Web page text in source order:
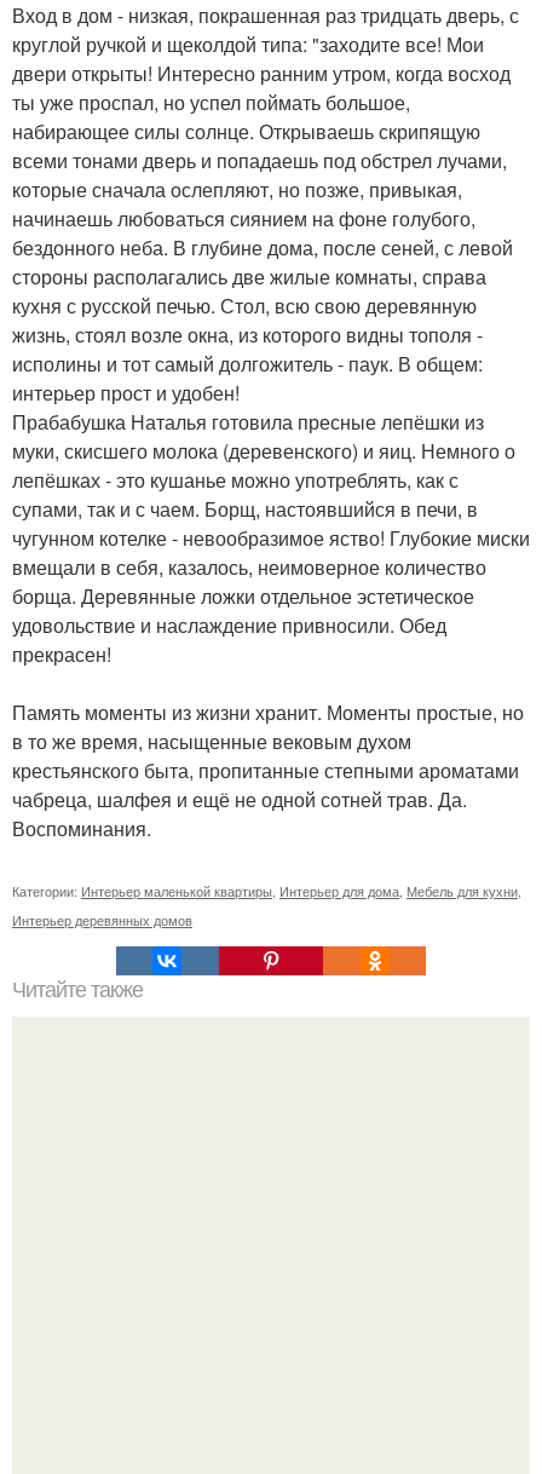
Вход в дом - низкая, покрашенная раз тридцать дверь, с
круглой ручкой и щеколдой типа: "заходите все! Мои
двери открыты! Интересно ранним утром, когда восход
ты уже проспал, но успел поймать большое,
набирающее силы солнце. Открываешь скрипящую
всеми тонами дверь и попадаешь под обстрел лучами,
которые сначала ослепляют, но позже, привыкая,
начинаешь любоваться сиянием на фоне голубого,
бездонного неба. В глубине дома, после сеней, с левой
стороны располагались две жилые комнаты, справа
кухня с русской печью. Стол, всю свою деревянную
жизнь, стоял возле окна, из которого видны тополя -
исполины и тот самый долгожитель - паук. В общем:
интерьер прост и удобен!
Прабабушка Наталья готовила пресные лепёшки из
муки, скисшего молока (деревенского) и яиц. Немного о
лепёшках - это кушанье можно употреблять, как с
супами, так и с чаем. Борщ, настоявшийся в печи, в
чугунном котелке - невообразимое яство! Глубокие миски
вмещали в себя, казалось, неимоверное количество
борща. Деревянные ложки отдельное эстетическое
удовольствие и наслаждение привносили. Обед
прекрасен!
Память моменты из жизни хранит. Моменты простые, но
в то же время, насыщенные вековым духом
крестьянского быта, пропитанные степными ароматами
чабреца, шалфея и ещё не одной сотней трав. Да.
Воспоминания.
Категории: Интерьер маленькой квартиры, Интерьер для дома, Мебель для кухни,
Интерьер деревянных домов
Читайте также